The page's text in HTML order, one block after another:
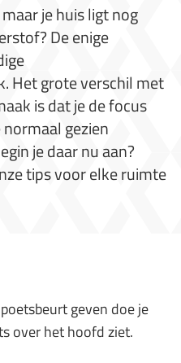
je huis ligt nog
De enige
Het grote verschil met
is dat je de focus
gezien
je daar nu aan?
tips voor elke ruimte
geven doe je
over het hoofd ziet.